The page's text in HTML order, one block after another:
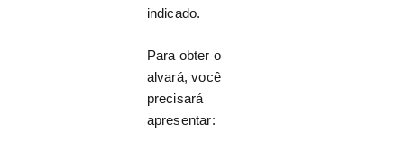
indicado.
Para obter o
alvará, você
precisará
apresentar: